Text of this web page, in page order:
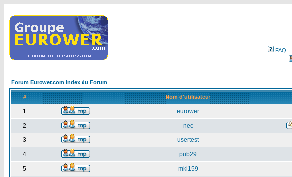
FAQ
Forum Eurower.com Index du Forum
# Nom d'utilisateur
1 eurower
2 nec
3 usertest
4 pub29
5 mkl159